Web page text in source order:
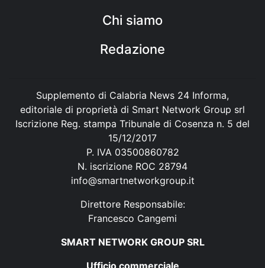
Chi siamo
Redazione
Supplemento di Calabria News 24 Informa,
editoriale di proprietà di Smart Network Group srl
Iscrizione Reg. stampa Tribunale di Cosenza n. 5 del
15/12/2017
P. IVA 03500860782
N. iscrizione ROC 28794
info@smartnetworkgroup.it
Direttore Responsabile:
Francesco Cangemi
SMART NETWORK GROUP SRL